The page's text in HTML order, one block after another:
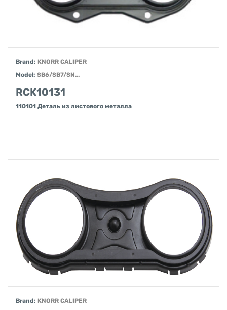
Brand: KNORR CALIPER
Model: SB6/SB7/SN...
RCK10131
110101 Деталь из листового металла
Brand: KNORR CALIPER